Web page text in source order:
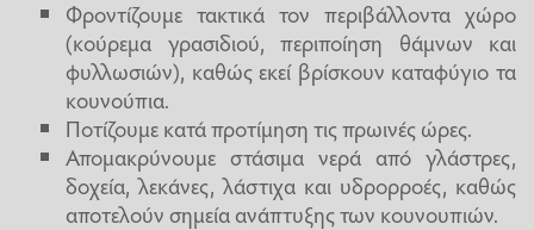
Φροντίζουμε τακτικά τον περιβάλλοντα χώρο
(κούρεμα γρασιδιού, περιποίηση θάμνων και
φυλλωσιών), καθώς εκεί βρίσκουν καταφύγιο τα
κουνούπια.
Ποτίζουμε κατά προτίμηση τις πρωινές ώρες.
Απομακρύνουμε στάσιμα νερά από γλάστρες,
δοχεία, λεκάνες, λάστιχα και υδρορροές, καθώς
αποτελούν σημεία ανάπτυξης των κουνουπιών.